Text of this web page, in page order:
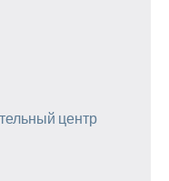
центр